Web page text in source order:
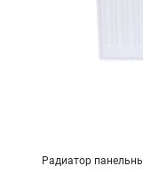
Радиатор